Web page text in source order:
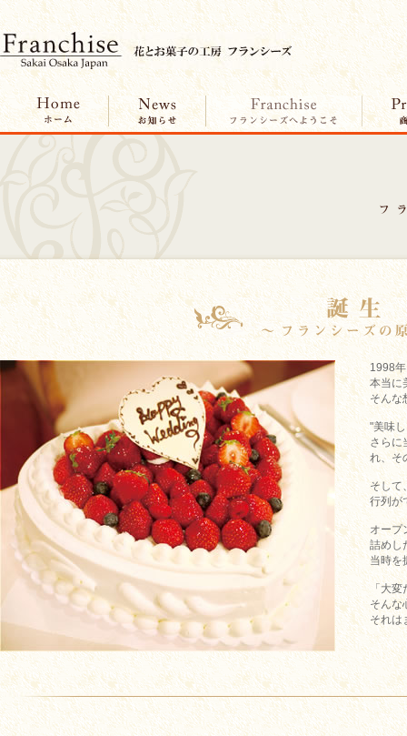
1998
本当に
そんな
"美味
さらに
れ、そ
そして
行列が
オープ
詰めし
当時を
「大変
そんな
それは